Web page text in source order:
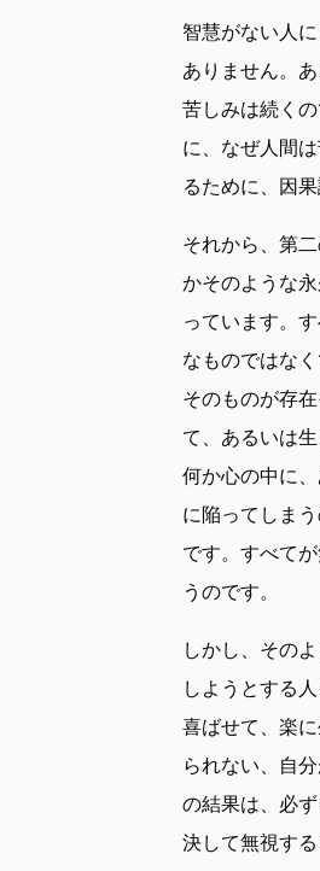
智慧がない人
ありません。
苦しみは続く
に、なぜ人間
るために、因
それから、第
かそのような
っています。
なものではな
そのものが存
て、あるいは
何か心の中に
に陥ってしま
です。すべて
うのです。
しかし、その
しようとする
喜ばせて、楽
られない、自
の結果は、必
決して無視す